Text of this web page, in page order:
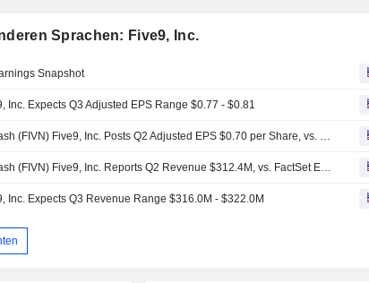
Sprachen: Five9, Inc.
Snapshot
Inc. Expects Q3 Adjusted EPS Range $0.77 - $0.81
Earnings Flash (FIVN) Five9, Inc. Posts Q2 Adjusted EPS $0.70 per Share, vs. FactSet Est of $0.68
Earnings Flash (FIVN) Five9, Inc. Reports Q2 Revenue $312.4M, vs. FactSet Est of $306.6M
Inc. Expects Q3 Revenue Range $316.0M - $322.0M